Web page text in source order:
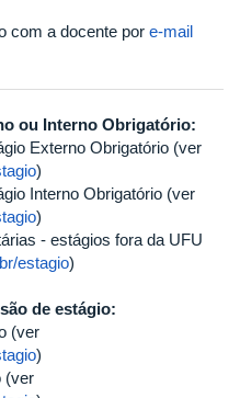
com a docente por e-mail
ou Interno Obrigatório:
Externo Obrigatório (ver
)
Interno Obrigatório (ver
)
- estágios fora da UFU
estagio)
de estágio:
(ver
)
(ver